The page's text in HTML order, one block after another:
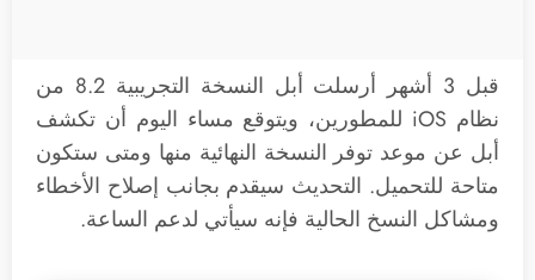
قبل 3 أشهر أرسلت أبل النسخة التجريبية 8.2 من
نظام iOS للمطورين، ويتوقع مساء اليوم أن تكشف
أبل عن موعد توفر النسخة النهائية منها ومتى ستكون
متاحة للتحميل. التحديث سيقدم بجانب إصلاح الأخطاء
ومشاكل النسخ الحالية فإنه سيأتي لدعم الساعة.